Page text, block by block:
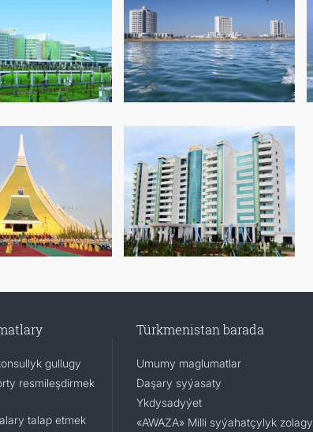
gullugy
resmileşdirmek
talap etmek
Türkmenistan barada
Umumy maglumatlar
Daşary syýasaty
Ykdysadyýet
«AWAZA» Milli syýahatçylyk zolagy